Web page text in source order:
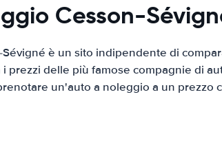
Cesson-
è un sito indipendente di
prezzi delle più famose compagnie di
un'auto a noleggio a un prezzo